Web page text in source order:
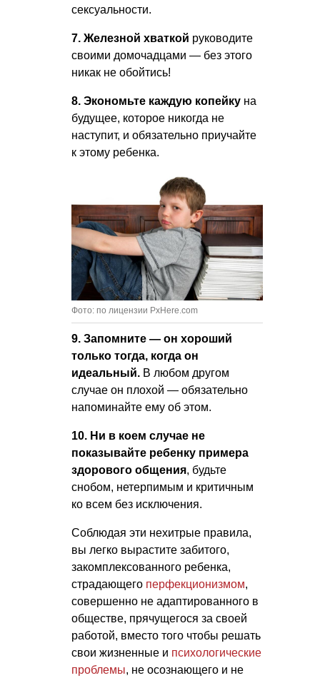
сексуальности.
7. Железной хваткой руководите
своими домочадцами — без этого
никак не обойтись!
8. Экономьте каждую копейку на
будущее, которое никогда не
наступит, и обязательно приучайте
к этому ребенка.
Фото: по лицензии PxHere.com
9. Запомните — он хороший
только тогда, когда он
идеальный. В любом другом
случае он плохой — обязательно
напоминайте ему об этом.
10. Ни в коем случае не
показывайте ребенку примера
здорового общения, будьте
снобом, нетерпимым и критичным
ко всем без исключения.
Соблюдая эти нехитрые правила,
вы легко вырастите забитого,
закомплексованного ребенка,
страдающего перфекционизмом,
совершенно не адаптированного в
обществе, прячущегося за своей
работой, вместо того чтобы решать
свои жизненные и психологические
проблемы, не осознающего и не